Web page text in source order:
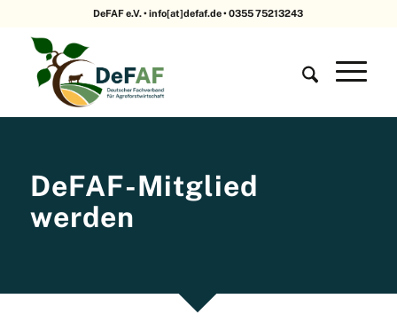
DeFAF e.V. • info[at]defaf.de • 0355 75213243
DeFAF-Mitglied
werden